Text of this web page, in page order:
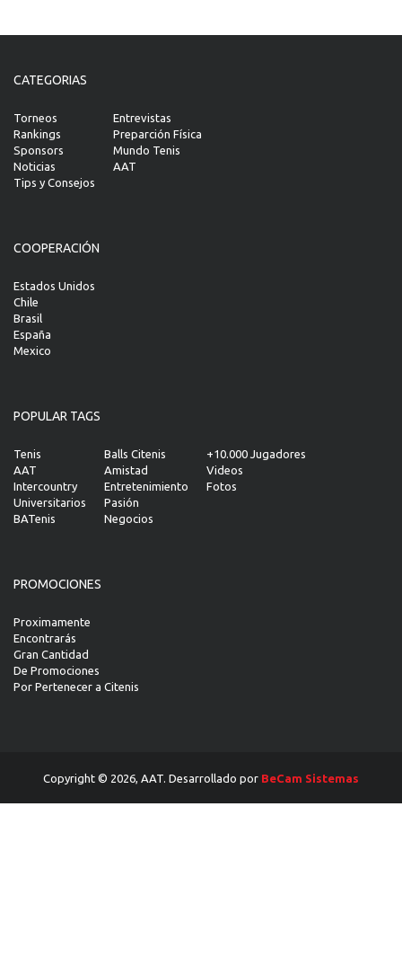
CATEGORIAS
Torneos
Rankings
Sponsors
Noticias
Tips y Consejos
Entrevistas
Preparción Física
Mundo Tenis
AAT
COOPERACIÓN
Estados Unidos
Chile
Brasil
España
Mexico
POPULAR TAGS
Tenis
AAT
Intercountry
Universitarios
BATenis
Balls Citenis
Amistad
Entretenimiento
Pasión
Negocios
+10.000 Jugadores
Videos
Fotos
PROMOCIONES
Proximamente
Encontrarás
Gran Cantidad
De Promociones
Por Pertenecer a Citenis
Copyright © 2026, AAT. Desarrollado por BeCam Sistemas